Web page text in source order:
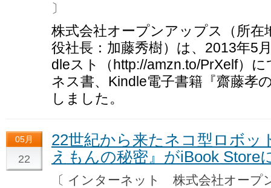
〕
株式会社オープンアップス（所在
役社長：加藤秀樹）は、2013年5
dleスト（http://amzn.to/PrXelf）
ネス書、Kindle電子書籍『齋藤孝
しました。
05月
22
22世紀から来たネコ型ロボッ
えもんの秘密』がiBook Store
〔 インターネット 株式会社オー